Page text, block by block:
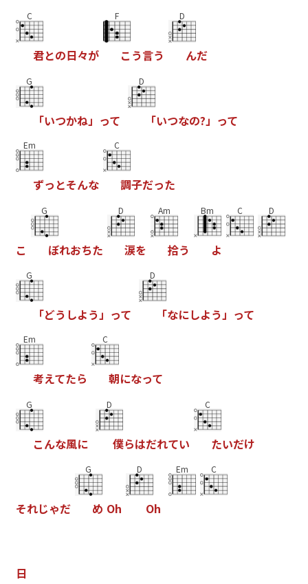
C
君との日々が
F
こ う言う
D
んだ
G
「いつかね」 って
D
「いつなの?」 って
Em
ずっ とそんな
C
調子だった
こ
G
ぼれおちた
D
涙を
Am
拾う
Bm
よ
C D
G
「どう しよう」 って
D
「なにしよう」 って
Em
考えてたら
C
朝になって
G
こんな風に
D
僕らはだれてい
C
たいだけ
それじゃだ
G
め Oh
D
Oh
Em C
日